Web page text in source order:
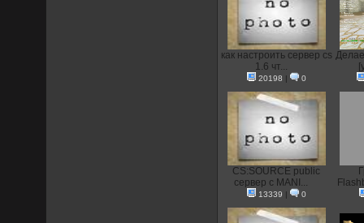
как настроить сервер cs
1.6 чт...
20198 | 0
CS:SOURCE public
сервер с MANI...
13339 | 0